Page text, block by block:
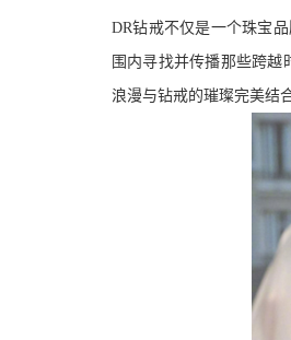
DR钻戒不仅是一个珠宝
围内寻找并传播那些跨
浪漫与钻戒的璀璨完美结合